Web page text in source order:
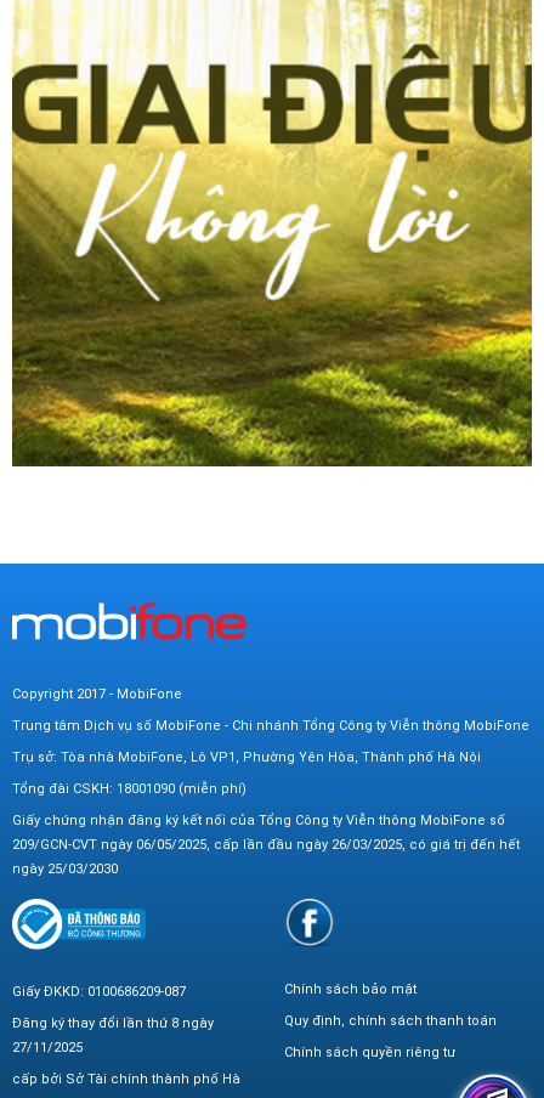
Copyright 2017 - MobiFone
Trung tâm Dịch vụ số MobiFone - Chi nhánh Tổng Công ty Viễn thông MobiFone
Trụ sở: Tòa nhà MobiFone, Lô VP1, Phường Yên Hòa, Thành phố Hà Nội
Tổng đài CSKH: 18001090 (miễn phí)
Giấy chứng nhận đăng ký kết nối của Tổng Công ty Viễn thông MobiFone số
209/GCN-CVT ngày 06/05/2025, cấp lần đầu ngày 26/03/2025, có giá trị đến hết
ngày 25/03/2030
Giấy ĐKKD: 0100686209-087
Đăng ký thay đổi lần thứ 8 ngày
27/11/2025
cấp bởi Sở Tài chính thành phố Hà
Chính sách bảo mật
Quy định, chính sách thanh toán
Chính sách quyền riêng tư